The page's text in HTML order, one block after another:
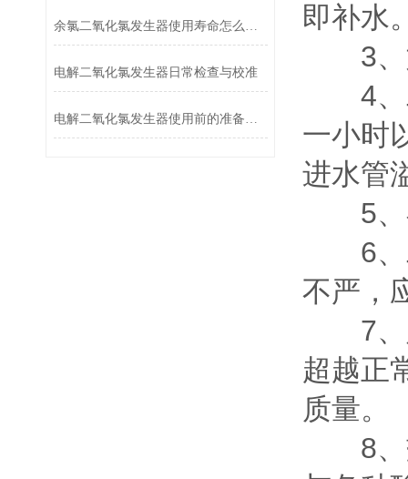
即补水
3、如
4、二
一小时
进水管
5、在
6、二
不严，
7、定
超越正
质量。
8、盐
余氯二氧化氯发生器使用寿命怎么提高？
电解二氧化氯发生器日常检查与校准
电解二氧化氯发生器使用前的准备工作